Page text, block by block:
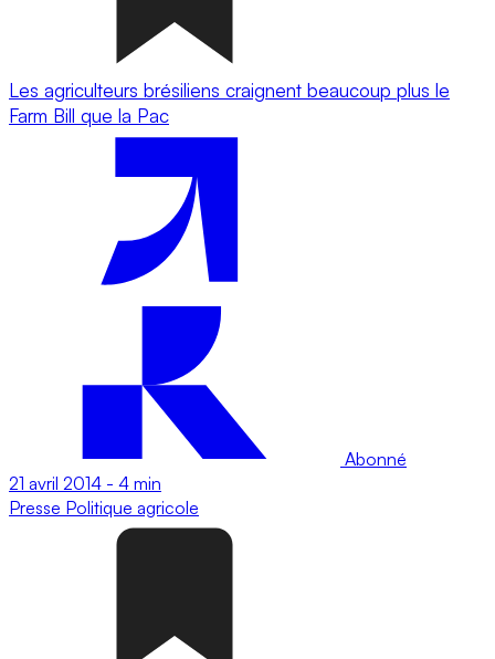
Les agriculteurs brésiliens craignent beaucoup plus le
Farm Bill que la Pac
Abonné
21 avril 2014 - 4 min
Presse Politique agricole